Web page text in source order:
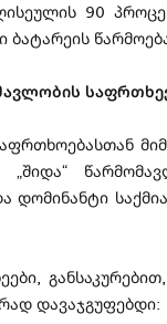
90
ბატარეის
დომინანტი
დავაჯგუფებდი: